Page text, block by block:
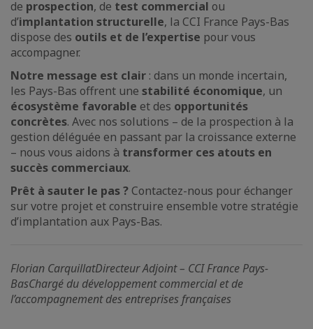
de prospection, de test commercial ou
d’implantation structurelle, la CCI France Pays-Bas
dispose des outils et de l’expertise pour vous
accompagner.
Notre message est clair : dans un monde incertain,
les Pays-Bas offrent une stabilité économique, un
écosystème favorable et des opportunités
concrètes. Avec nos solutions – de la prospection à la
gestion déléguée en passant par la croissance externe
– nous vous aidons à transformer ces atouts en
succès commerciaux.
Prêt à sauter le pas ? Contactez-nous pour échanger
sur votre projet et construire ensemble votre stratégie
d’implantation aux Pays-Bas.
Florian CarquillatDirecteur Adjoint – CCI France Pays-
BasChargé du développement commercial et de
l’accompagnement des entreprises françaises